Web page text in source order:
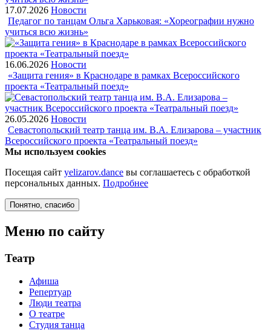
17.07.2026 Новости
Педагог по танцам Ольга Харьковая: «Хореографии нужно
учиться всю жизнь»
16.06.2026 Новости
«Защита гения» в Краснодаре в рамках Всероссийского
проекта «Театральный поезд»
26.05.2026 Новости
Севастопольский театр танца им. В.А. Елизарова – участник
Всероссийского проекта «Театральный поезд»
Мы используем cookies
Посещая сайт yelizarov.dance вы соглашаетесь с обработкой
персональных данных. Подробнее
Понятно , спасибо
Меню по сайту
Театр
Афиша
Репертуар
Люди театра
О театре
Студия танца